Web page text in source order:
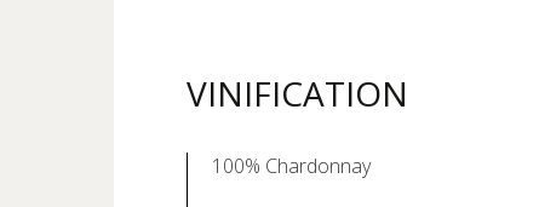
VINIFICATION
100% Chardonnay